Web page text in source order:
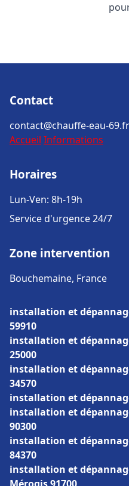
Contact
contact@chauffe-eau-69.fr
Accueil Informations
Horaires
Lun-Ven: 8h-19h
Service d'urgence 24/7
Zone intervention
Bouchemaine, France
installation et
59910
installation et
25000
installation et
34570
installation et
installation et
90300
installation et
84370
installation et